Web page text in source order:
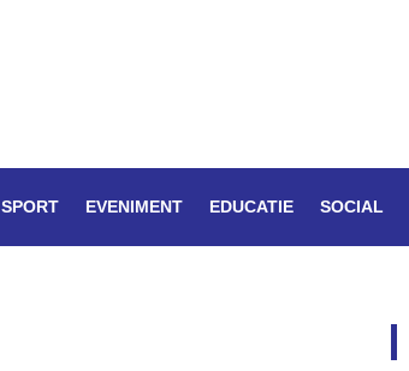
SPORT EVENIMENT EDUCATIE SOCIAL